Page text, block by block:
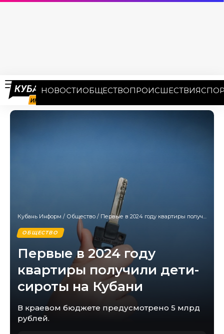
НОВОСТИОБЩЕСТВОПРОИСШЕСТВИЯ
Кубань Информ / Общество / Первые в 2024 году квартиры получили дети-сироты на Кубани
ОБЩЕСТВО
Первые в 2024 году
квартиры получили дети-
сироты на Кубани
В краевом бюджете предусмотрено 5 млрд
рублей.